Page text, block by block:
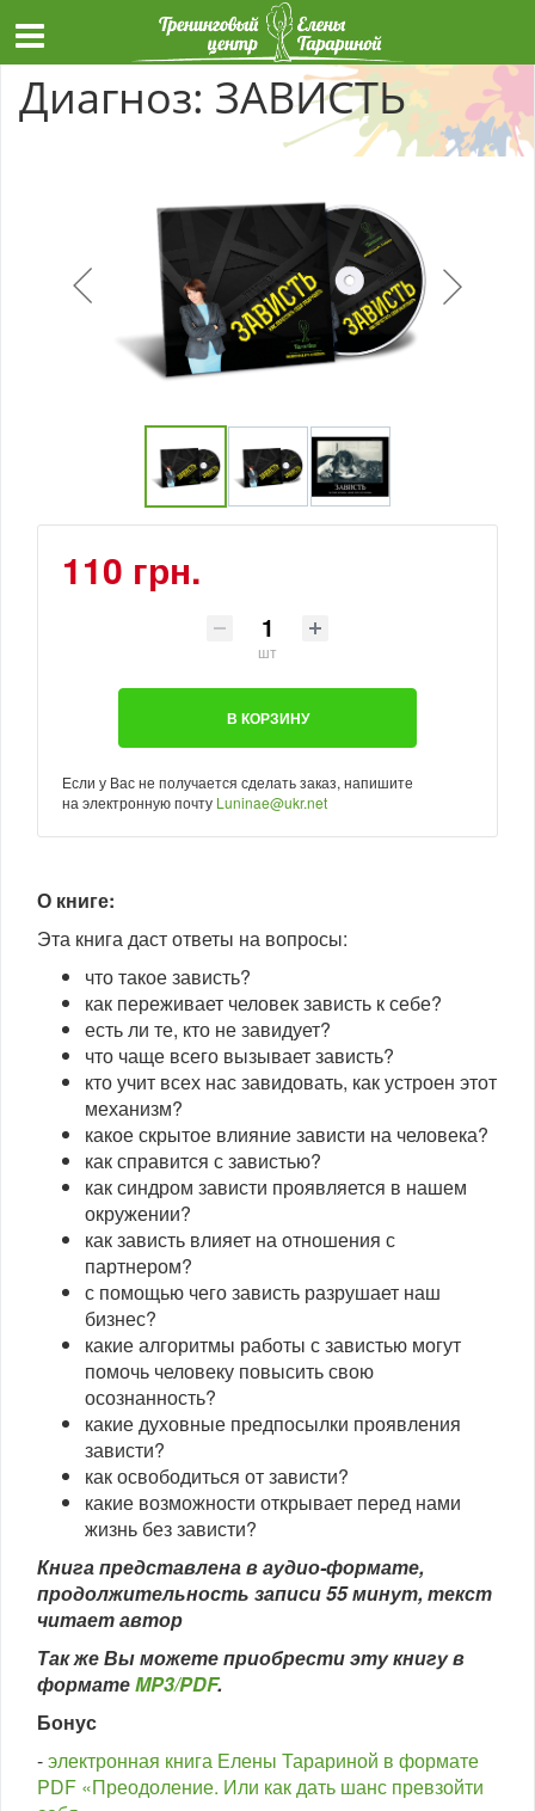
Диагноз: ЗАВИСТЬ
110 грн.
шт
В КОРЗИНУ
Если у Вас не получается сделать заказ, напишите
на электронную почту Luninae@ukr.net
О книге:
Эта книга даст ответы на вопросы:
что такое зависть?
как переживает человек зависть к себе?
есть ли те, кто не завидует?
что чаще всего вызывает зависть?
кто учит всех нас завидовать, как устроен этот
механизм?
какое скрытое влияние зависти на человека?
как справится с завистью?
как синдром зависти проявляется в нашем
окружении?
как зависть влияет на отношения с
партнером?
с помощью чего зависть разрушает наш
бизнес?
какие алгоритмы работы с завистью могут
помочь человеку повысить свою
осознанность?
какие духовные предпосылки проявления
зависти?
как освободиться от зависти?
какие возможности открывает перед нами
жизнь без зависти?
Книга представлена в аудио-формате,
продолжительность записи 55 минут, текст
читает автор
Так же Вы можете приобрести эту книгу в
форматеMP3/PDF.
Бонус
-электронная книга Елены Тарариной в формате
PDF «Преодоление. Или как дать шанс превзойти